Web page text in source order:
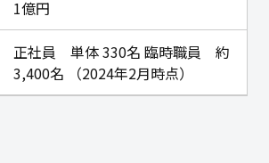
1億円
正社員 単体 330名 臨時職員 約
3,400名 （2024年2月時点）